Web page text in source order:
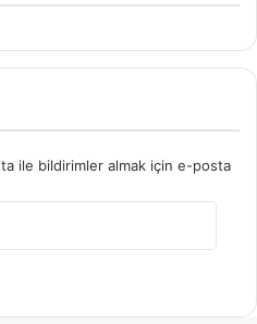
ile bildirimler almak için e-posta